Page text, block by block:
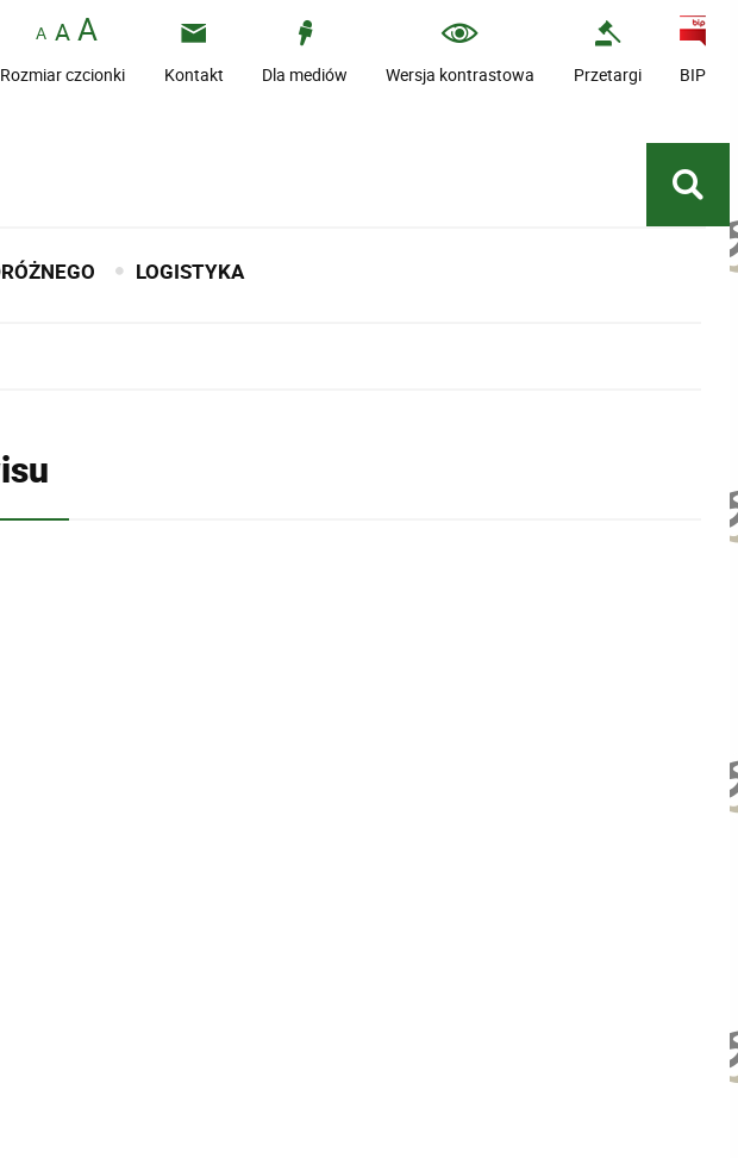
Rozmiar czcionki Kontakt Dla mediów Wersja kontrastowa Przetargi BIP
LOGISTYKA